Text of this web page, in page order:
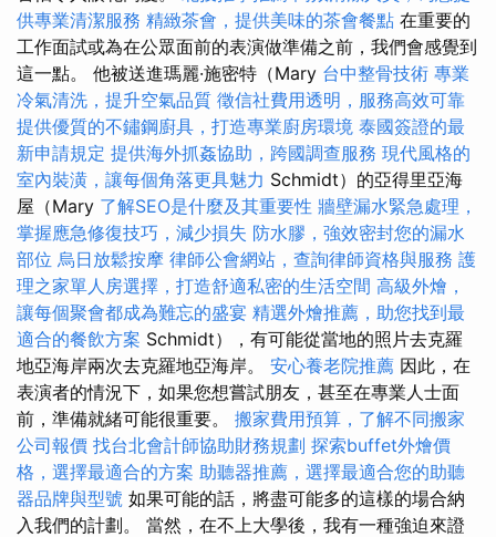
供專業清潔服務 精緻茶會，提供美味的茶會餐點 在重要的
工作面試或為在公眾面前的表演做準備之前，我們會感覺到
這一點。 他被送進瑪麗·施密特（Mary 台中整骨技術 專業
冷氣清洗，提升空氣品質 徵信社費用透明，服務高效可靠
提供優質的不鏽鋼廚具，打造專業廚房環境 泰國簽證的最
新申請規定 提供海外抓姦協助，跨國調查服務 現代風格的
室內裝潢，讓每個角落更具魅力 Schmidt）的亞得里亞海
屋（Mary 了解SEO是什麼及其重要性 牆壁漏水緊急處理，
掌握應急修復技巧，減少損失 防水膠，強效密封您的漏水
部位 烏日放鬆按摩 律師公會網站，查詢律師資格與服務 護
理之家單人房選擇，打造舒適私密的生活空間 高級外燴，
讓每個聚會都成為難忘的盛宴 精選外燴推薦，助您找到最
適合的餐飲方案 Schmidt），有可能從當地的照片去克羅
地亞海岸兩次去克羅地亞海岸。 安心養老院推薦 因此，在
表演者的情況下，如果您想嘗試朋友，甚至在專業人士面
前，準備就緒可能很重要。 搬家費用預算，了解不同搬家
公司報價 找台北會計師協助財務規劃 探索buffet外燴價
格，選擇最適合的方案 助聽器推薦，選擇最適合您的助聽
器品牌與型號 如果可能的話，將盡可能多的這樣的場合納
入我們的計劃。 當然，在不上大學後，我有一種強迫來證